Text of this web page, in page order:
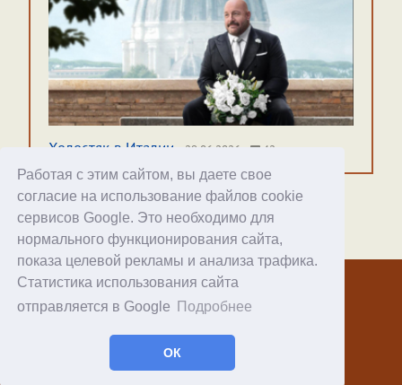
Работая с этим сайтом, вы даете свое
согласие на использование файлов cookie
сервисов Google. Это необходимо для
нормального функционирования сайта,
показа целевой рекламы и анализа трафика.
Статистика использования сайта
отправляется в Google
Подробнее
ОК
Холостяк в Италии 29.06.2026 42
Хостинг
© 1998–2026 Alex Exler
Facebook
RSS статей